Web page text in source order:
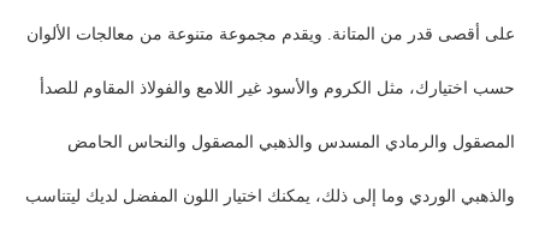
على أقصى قدر من المتانة. ويقدم مجموعة متنوعة من معالجات الألوان
حسب اختيارك، مثل الكروم والأسود غير اللامع والفولاذ المقاوم للصدأ
المصقول والرمادي المسدس والذهبي المصقول والنحاس الحامض
والذهبي الوردي وما إلى ذلك، يمكنك اختيار اللون المفضل لديك ليتناسب